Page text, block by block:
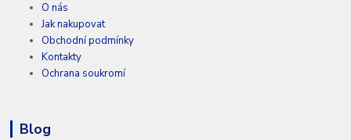
O nás
Jak nakupovat
Obchodní podmínky
Kontakty
Ochrana soukromí
Blog